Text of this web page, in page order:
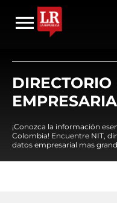
DIRECTORIO
¡Conozca la información
Colombia! Encuentre NIT,
datos empresarial mas